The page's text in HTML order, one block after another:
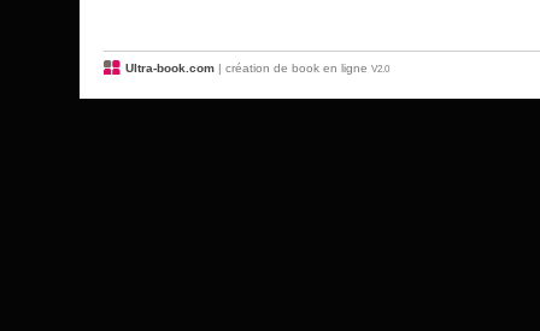
Ultra-book.com| création de book en ligne V2.0